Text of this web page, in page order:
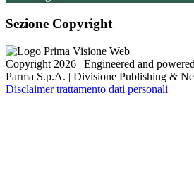
Sezione Copyright
Copyright 2026 | Engineered and
Parma S.p.A. | Divisione Publishing &
Disclaimer trattamento dati personali